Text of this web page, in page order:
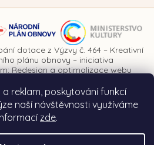
reklam, poskytování funkcí
naší návštěvnosti využíváme
zde.
dotace z Výzvy č. 464 – Kreativní
plánu obnovy – iniciativa
Redesign a optimalizace webu
Národního plánu
České republiky.